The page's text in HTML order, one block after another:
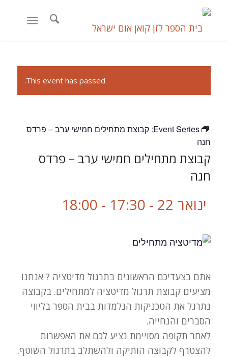
This event has passed.
Event Series: קבוצת מתחילים חמישי ערב – פרדס
חנה
קבוצת מתחילים חמישי ערב – פרדס
חנה
ינואר 22 - 17:30 -
18:00
אתם בצעדיכם הראשונים בתרגול מדיטציה ? אנחנו
מציעים קבוצת תרגול מדיטציה למתחילים. בקבוצה
נתרגל את הטכניקות הנלמדות בבית הספר בליווי
הסברים והנחייה.
לאחר תקופה מסויימת נציע לכם את האפשרות
להצטרף לקבוצה הותיקה ולהשתלב בתרגול השוטף.